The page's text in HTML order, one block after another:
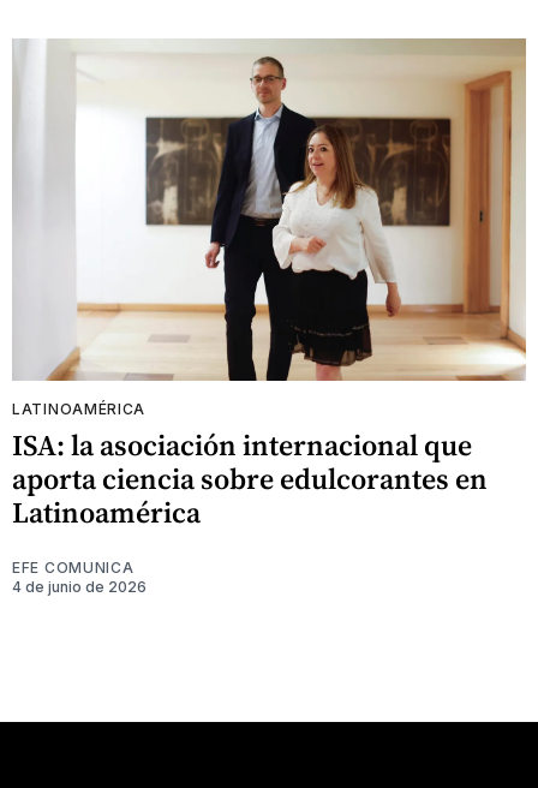
LATINOAMÉRICA
ISA: la asociación internacional que
aporta ciencia sobre edulcorantes en
Latinoamérica
EFE COMUNICA
4 de junio de 2026